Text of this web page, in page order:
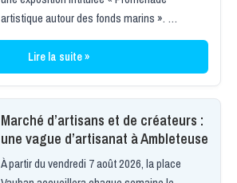
artistique autour des fonds marins ». …
Lire la suite »
Marché d’artisans et de créateurs :
une vague d’artisanat à Ambleteuse
À partir du vendredi 7 août 2026, la place